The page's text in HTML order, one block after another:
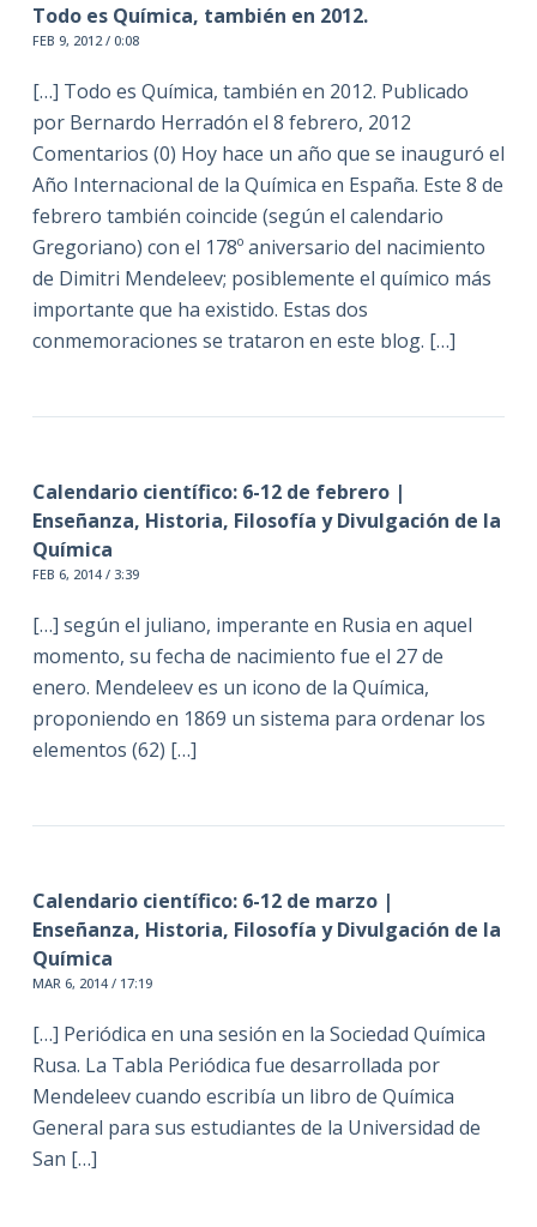
Todo es Química, también en 2012.
FEB 9, 2012 / 0:08
[…] Todo es Química, también en 2012. Publicado
por Bernardo Herradón el 8 febrero, 2012
Comentarios (0) Hoy hace un año que se inauguró el
Año Internacional de la Química en España. Este 8 de
febrero también coincide (según el calendario
Gregoriano) con el 178º aniversario del nacimiento
de Dimitri Mendeleev; posiblemente el químico más
importante que ha existido. Estas dos
conmemoraciones se trataron en este blog. […]
Calendario científico: 6-12 de febrero |
Enseñanza, Historia, Filosofía y Divulgación de la
Química
FEB 6, 2014 / 3:39
[…] según el juliano, imperante en Rusia en aquel
momento, su fecha de nacimiento fue el 27 de
enero. Mendeleev es un icono de la Química,
proponiendo en 1869 un sistema para ordenar los
elementos (62) […]
Calendario científico: 6-12 de marzo |
Enseñanza, Historia, Filosofía y Divulgación de la
Química
MAR 6, 2014 / 17:19
[…] Periódica en una sesión en la Sociedad Química
Rusa. La Tabla Periódica fue desarrollada por
Mendeleev cuando escribía un libro de Química
General para sus estudiantes de la Universidad de
San […]